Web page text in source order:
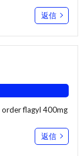
返信
order flagyl 400mg
返信